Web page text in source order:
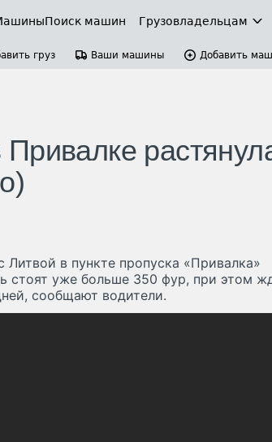
Поиск машин Грузовладельцам
груз Ваши машины Добавить
Литвой в пункте пропуска «Привалка»
стоят уже больше 350 фур, при этом
сообщают водители.